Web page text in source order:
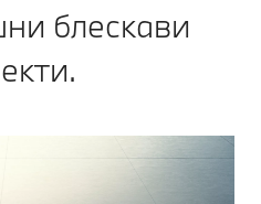
блескави